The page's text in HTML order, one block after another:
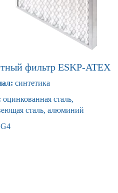
фильтр ESKP-ATEX
синтетика
оцинкованная сталь,
сталь, алюминий
G4